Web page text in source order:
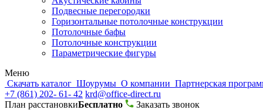
Подвесные перегородки
Горизонтальные потолочные конструкции
Потолочные бафы
Потолочные конструкции
Параметрические фигуры
Меню
Скачать каталог Шоурумы О компании Партнерская
+7 (861) 202- 61- 42 krd@office-direct.ru
План расстановкиБесплатно
Заказать звонок